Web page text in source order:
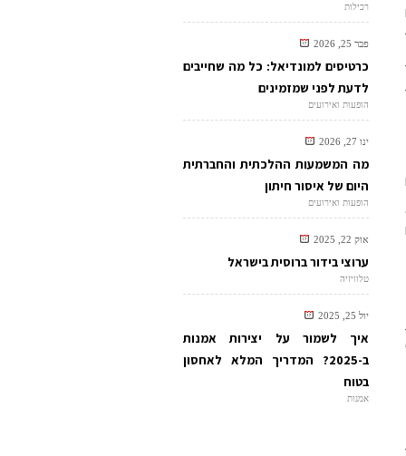
רכילות
פבר 25, 2026
כרטיסים למונדיאל: כל מה שחייבים
לדעת לפני שמזמינים
הופעות ואירועים
ינו 27, 2026
מה המשמעות ההלכתית והחברתית
היום של איסור חיתון
הופעות ואירועים
אוק 22, 2025
ערוצי בידור ברוסית בישראל
טלוויזיה
יול 25, 2025
איך לשמור על יצירות אמנות
ב-2025? המדריך המלא לאחסון
בטוח
אמנות